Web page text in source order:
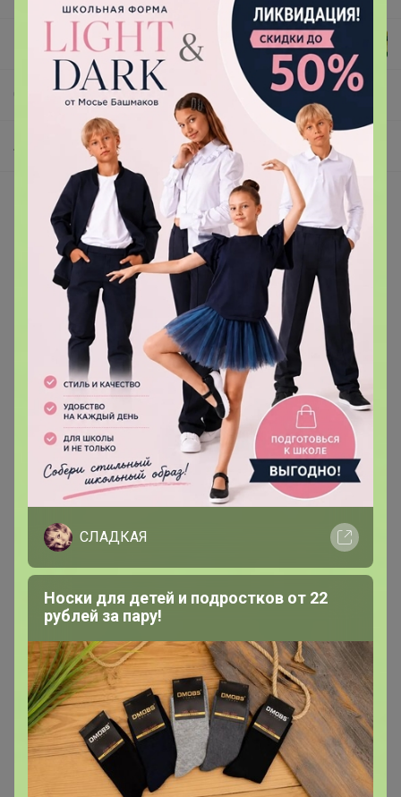
КОСТОЧКА
СП121 ୨ৎ Модный перекресток ୨ৎ Стильная женская одежда. БИЖУТЕРИЯ от 36р. СКИДКИ!! Читаем условия закупки! ୨ৎ
Покупают вместе
470р
495р
Лонгслив
Скидка
650р
-20%
810р
Джемпер в полоску
СЛАДКАЯ
Носки для детей и подростков от 22
рублей за пару!